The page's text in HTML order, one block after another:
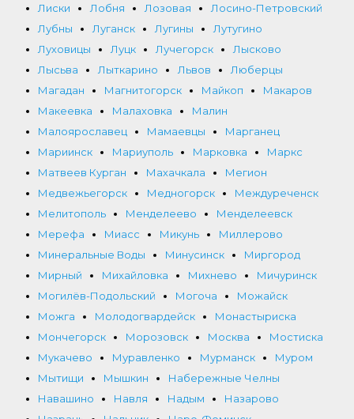
Лиски
Лобня Лозовая
Лосино-Петровский
Лубны
Луганск Лугины
Лутугино
Луховицы
Луцк Лучегорск
Лысково
Лысьва
Лыткарино Львов
Люберцы
Магадан
Магнитогорск Майкоп
Макаров
Макеевка
Малаховка
Малин
Малоярославец
Мамаевцы
Марганец
Мариинск
Мариуполь Марковка
Маркс
Матвеев Курган
Махачкала
Мегион
Медвежьегорск
Медногорск
Междуреченск
Мелитополь
Менделеево
Менделеевск
Мерефа
Миасс Микунь
Миллерово
Минеральные Воды
Минусинск
Миргород
Мирный
Михайловка Михнево
Мичуринск
Могилёв-Подольский
Могоча
Можайск
Можга
Молодогвардейск
Монастыриска
Мончегорск
Морозовск Москва
Мостиска
Мукачево
Муравленко Мурманск
Муром
Мытищи
Мышкин
Набережные Челны
Навашино
Навля Надым
Назарово